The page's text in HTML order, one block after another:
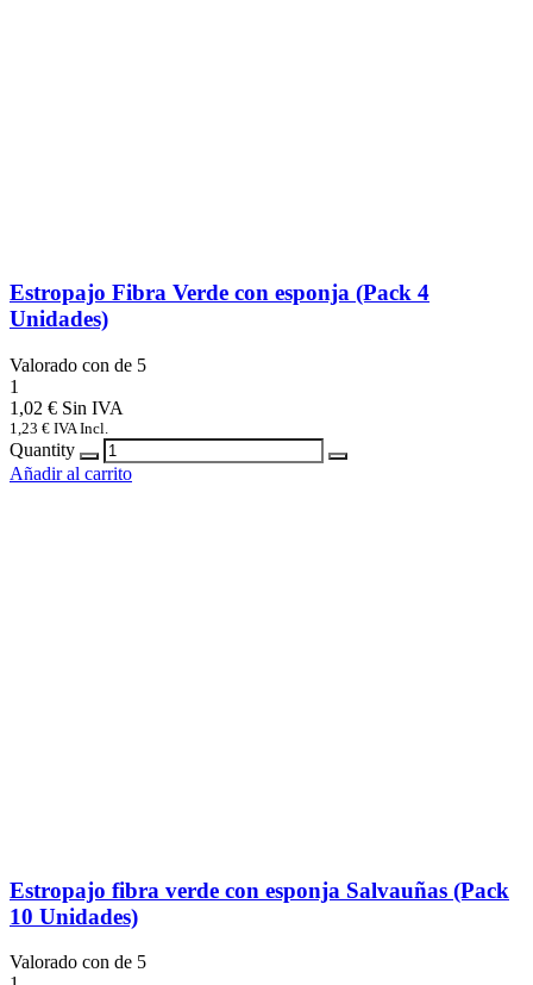
Estropajo Fibra Verde con esponja (Pack 4
Unidades)
Valorado con de 5
1
1,02 €
1,23 € IVA Incl.
Quantity
Añadir al carrito
Estropajo fibra verde con esponja Salvauñas (Pack
10 Unidades)
Valorado con de 5